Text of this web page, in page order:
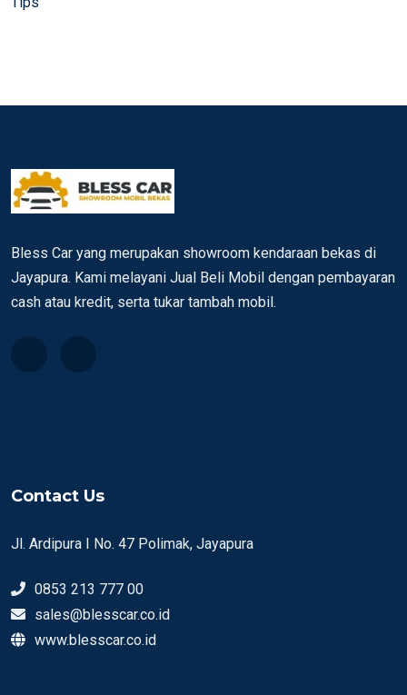
Bless Car yang merupakan showroom kendaraan bekas di
Jayapura. Kami melayani Jual Beli Mobil dengan pembayaran
cash atau kredit, serta tukar tambah mobil.
Contact Us
Jl. Ardipura I No. 47 Polimak, Jayapura
0853 213 777 00
sales@blesscar.co.id
www.blesscar.co.id